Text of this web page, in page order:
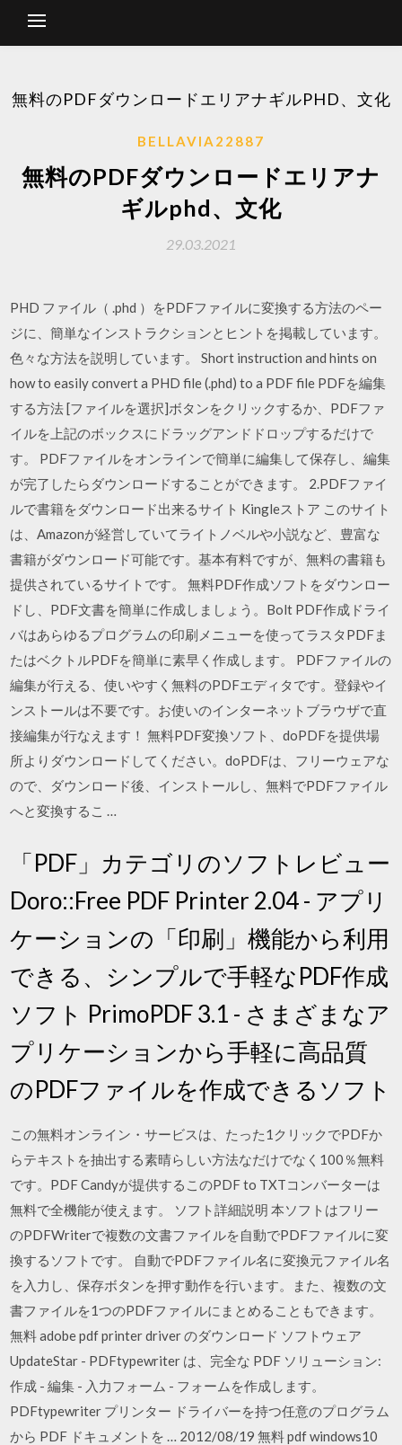
無料のPDFダウンロードエリアナギルPHD、文化
BELLAVIA22887
無料のPDFダウンロードエリアナ
ギルphd、文化
29.03.2021
PHD ファイル（ .phd ）をPDFファイルに変換する方法のペー
ジに、簡単なインストラクションとヒントを掲載しています。
色々な方法を説明しています。 Short instruction and hints on
how to easily convert a PHD file (.phd) to a PDF file PDFを編集
する方法 [ファイルを選択]ボタンをクリックするか、PDFファ
イルを上記のボックスにドラッグアンドドロップするだけで
す。 PDFファイルをオンラインで簡単に編集して保存し、編集
が完了したらダウンロードすることができます。 2.PDFファイ
ルで書籍をダウンロード出来るサイト Kingleストア このサイト
は、Amazonが経営していてライトノベルや小説など、豊富な
書籍がダウンロード可能です。基本有料ですが、無料の書籍も
提供されているサイトです。 無料PDF作成ソフトをダウンロー
ドし、PDF文書を簡単に作成しましょう。Bolt PDF作成ドライ
バはあらゆるプログラムの印刷メニューを使ってラスタPDFま
たはベクトルPDFを簡単に素早く作成します。 PDFファイルの
編集が行える、使いやすく無料のPDFエディタです。登録やイ
ンストールは不要です。お使いのインターネットブラウザで直
接編集が行なえます！ 無料PDF変換ソフト、doPDFを提供場
所よりダウンロードしてください。doPDFは、フリーウェアな
ので、ダウンロード後、インストールし、無料でPDFファイル
へと変換するこ …
「PDF」カテゴリのソフトレビュー
Doro::Free PDF Printer 2.04 - アプリ
ケーションの「印刷」機能から利用
できる、シンプルで手軽なPDF作成
ソフト PrimoPDF 3.1 - さまざまなア
プリケーションから手軽に高品質
のPDFファイルを作成できるソフト
この無料オンライン・サービスは、たった1クリックでPDFか
らテキストを抽出する素晴らしい方法なだけでなく100％無料
です。PDF Candyが提供するこのPDF to TXTコンバーターは
無料で全機能が使えます。 ソフト詳細説明 本ソフトはフリー
のPDFWriterで複数の文書ファイルを自動でPDFファイルに変
換するソフトです。 自動でPDFファイル名に変換元ファイル名
を入力し、保存ボタンを押す動作を行います。また、複数の文
書ファイルを1つのPDFファイルにまとめることもできます。
無料 adobe pdf printer driver のダウンロード ソフトウェア
UpdateStar - PDFtypewriter は、完全な PDF ソリューション:
作成 - 編集 - 入力フォーム - フォームを作成します。
PDFtypewriter プリンター ドライバーを持つ任意のプログラム
から PDF ドキュメントを … 2012/08/19 無料 pdf windows10